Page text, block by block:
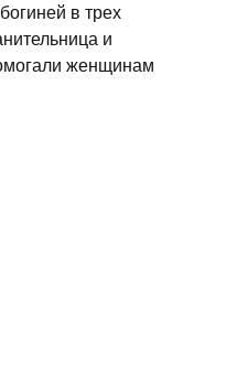
в трех
и
женщинам